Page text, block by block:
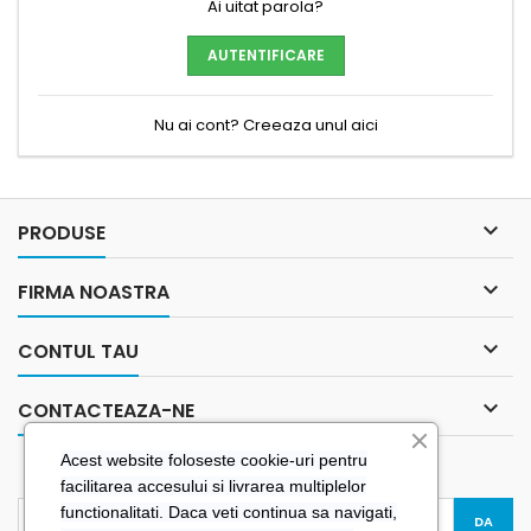
Ai uitat parola?
AUTENTIFICARE
Nu ai cont? Creeaza unul aici
PRODUSE 
FIRMA NOASTRA 
CONTUL TAU 
CONTACTEAZA-NE 
BULETIN INFORMATIV
Acest website foloseste cookie-uri pentru
facilitarea accesului si livrarea multiplelor
functionalitati. Daca veti continua sa navigati,